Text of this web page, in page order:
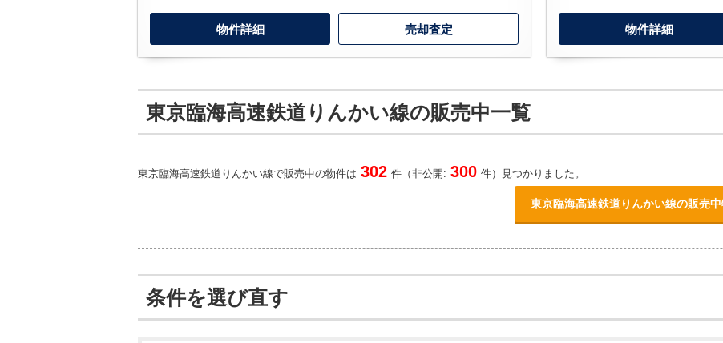
物件詳細 売却査定 物件詳細
東京臨海高速鉄道りんかい線の販売中一覧
東京臨海高速鉄道りんかい線で販売中の物件は 302 件（非公開: 300 件）見つかりました。
東京臨海高速鉄道りんかい線の販売
条件を選び直す